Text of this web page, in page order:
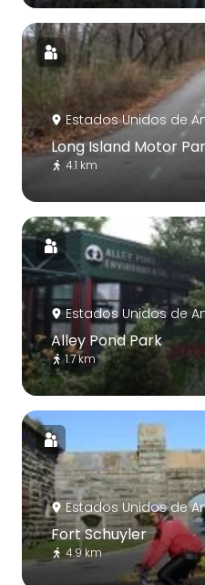
Estados Unidos de
Long Island Motor
4.1 km
Estados Unidos de
Alley Pond Park
1.7 km
Estados Unidos de
Fort Schuyler
4.9 km